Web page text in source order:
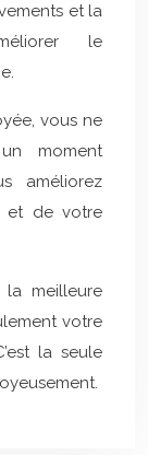
et la
le
vous ne
moment
améliorez
et de votre
meilleure
votre
la seule